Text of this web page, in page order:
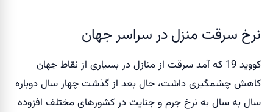
نرخ سرقت منزل در سراسر جهان
کووید 19 که آمد سرقت از منازل در بسیاری از نقاط جهان
کاهش چشمگیری داشت، حال بعد از گذشت چهار سال دوباره
سال به سال به نرخ جرم و جنایت در کشورهای مختلف افزوده